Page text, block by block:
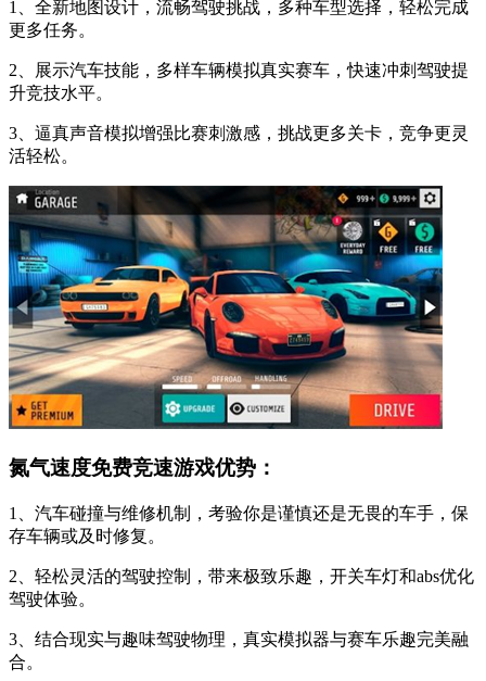
1、全新地图设计，流畅驾驶挑战，多种车型选择，轻松完成
更多任务。
2、展示汽车技能，多样车辆模拟真实赛车，快速冲刺驾驶提
升竞技水平。
3、逼真声音模拟增强比赛刺激感，挑战更多关卡，竞争更灵
活轻松。
氮气速度免费竞速游戏优势：
1、汽车碰撞与维修机制，考验你是谨慎还是无畏的车手，保
存车辆或及时修复。
2、轻松灵活的驾驶控制，带来极致乐趣，开关车灯和abs优化
驾驶体验。
3、结合现实与趣味驾驶物理，真实模拟器与赛车乐趣完美融
合。